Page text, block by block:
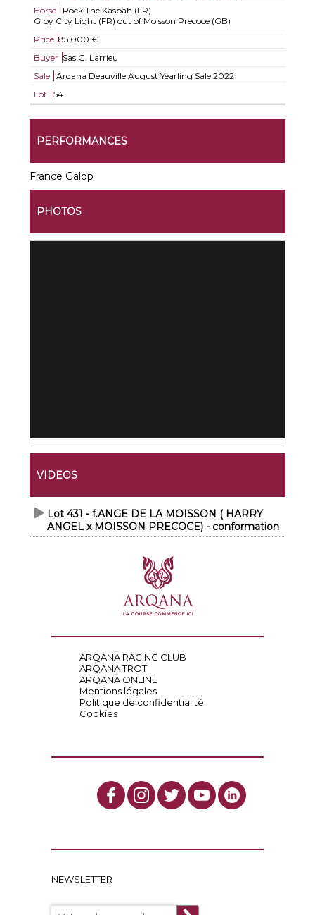
Horse
Rock The Kasbah (FR)
G by City Light (FR) out of Moisson Precoce (GB)
Price 85.000 €
Buyer Sas G. Larrieu
Sale
Arqana Deauville August Yearling Sale 2022
Lot
54
PERFORMANCES
France Galop
PHOTOS
VIDEOS
Lot 431 - f.ANGE DE LA MOISSON ( HARRY
ANGEL x MOISSON PRECOCE) - conformation
ARQANA RACING CLUB
ARQANA TROT
ARQANA ONLINE
Mentions légales
Politique de confidentialité
Cookies
NEWSLETTER